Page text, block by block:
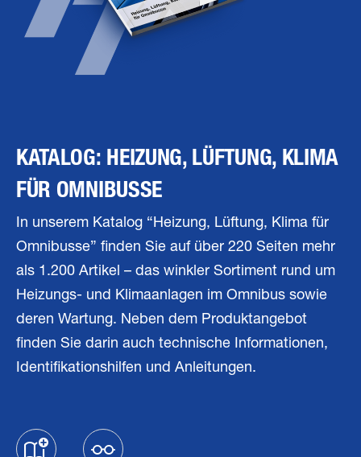
KATALOG: HEIZUNG, LÜFTUNG, KLIMA
FÜR OMNIBUSSE
In unserem Katalog “Heizung, Lüftung, Klima für
Omnibusse” finden Sie auf über 220 Seiten mehr
als 1.200 Artikel – das winkler Sortiment rund um
Heizungs- und Klimaanlagen im Omnibus sowie
deren Wartung. Neben dem Produktangebot
finden Sie darin auch technische Informationen,
Identifikationshilfen und Anleitungen.